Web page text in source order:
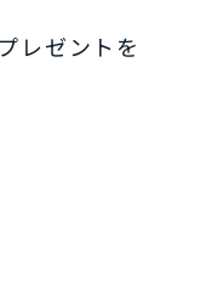
レゼントを